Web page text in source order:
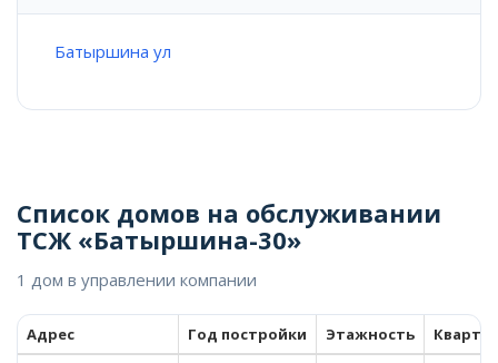
Батыршина ул
Список домов на обслуживании
ТСЖ «Батыршина-30»
1 дом в управлении компании
Адрес Год постройки Этажность